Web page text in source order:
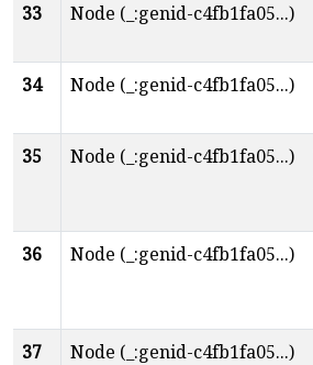
33
Node (_:genid-c4fb1fa05...)
34
Node (_:genid-c4fb1fa05...)
35
Node (_:genid-c4fb1fa05...)
36 Node (_:genid-c4fb1fa05...)
37 Node (_:genid-c4fb1fa05...)